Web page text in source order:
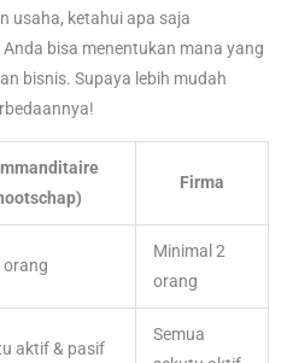
usaha, ketahui apa saja
bisa menentukan mana yang
bisnis. Supaya lebih mudah
Firma
orang
Minimal 2
orang
aktif & pasif
Semua